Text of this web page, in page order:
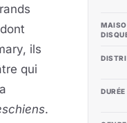
ils
qui
.
DURÉE